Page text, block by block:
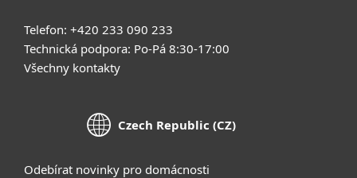
Telefon: +420 233 090 233
Technická podpora: Po-Pá 8:30-17:00
Všechny kontakty
Czech Republic (CZ)
Odebírat novinky pro domácnosti